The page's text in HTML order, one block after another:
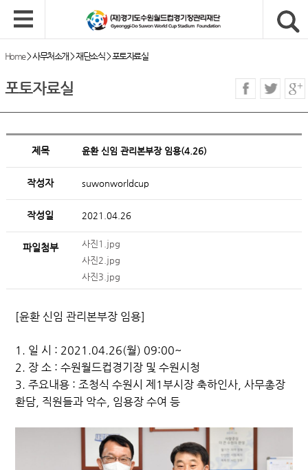
Home>사무처소개 >재단소식>포토자료실
포토자료실
제목 윤환 신임 관리본부장 임용(4.26)
작성자 suwonworldcup
작성일 2021.04.26
파일첨부
사진1.jpg
사진2.jpg
사진3.jpg
[윤환 신임 관리본부장 임용]
1. 일 시 : 2021.04.26(월) 09:00~
2. 장 소 : 수원월드컵경기장 및 수원시청
3. 주요내용 : 조청식 수원시 제1부시장 축하인사, 사무총장
환담, 직원들과 악수, 임용장 수여 등